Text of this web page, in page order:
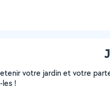
votre jardin et votre
!